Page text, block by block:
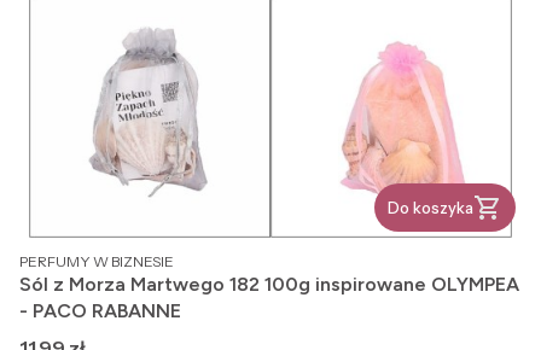
Do koszyka
PRODUCENT
PERFUMY W BIZNESIE
Sól z Morza Martwego 182 100g inspirowane OLYMPEA
- PACO RABANNE